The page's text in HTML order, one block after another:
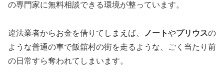
の専門家に無料相談できる環境が整っています。
違法業者からお金を借りてしまえば、 ノートやプリウスの
ような普通の車で飯舘村の街を走るような、ごく当たり前
の日常すら奪われてしまいます。